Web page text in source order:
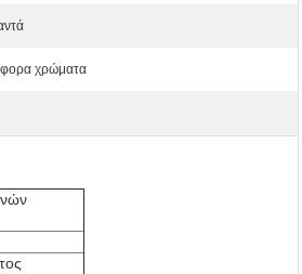
χρώματα